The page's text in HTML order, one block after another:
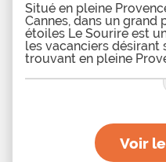
Situé en pleine
Cannes, dans un grand
étoiles Le Sourire est
les vacanciers désirant
trouvant en pleine
profiter des plaisirs de
En effet, le camping
longueurs. Pour le
petits, une
leur permettra deVoir